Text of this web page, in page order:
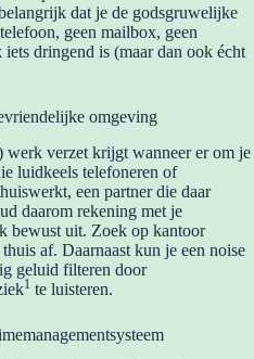
dat je de godsgruwelijke
geen mailbox, geen
dringend is (maar dan ook écht
omgeving
werk verzet krijgt wanneer er om je
luidkeels telefoneren of
een partner die daar
daarom rekening met je
bewust uit. Zoek op kantoor
af. Daarnaast kun je een noise
geluid filteren door
1 te luisteren.